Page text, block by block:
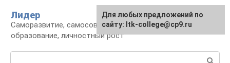
контенту
Лидер
Саморазвитие, самосовершенствование,
образование, личностный рост
Для любых предложений по
сайту: ltk-college@cp9.ru